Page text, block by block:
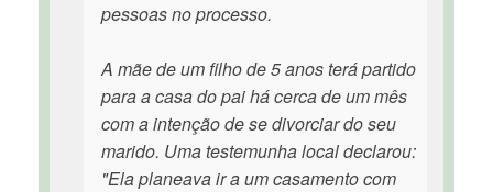
pessoas no processo.
A mãe de um filho de 5 anos terá partido
para a casa do pai há cerca de um mês
com a intenção de se divorciar do seu
marido. Uma testemunha local declarou:
"Ela planeava ir a um casamento com